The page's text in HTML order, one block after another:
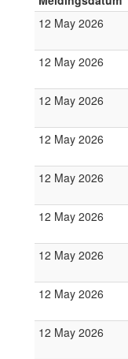
12 May 2026
12 May 2026
12 May 2026
12 May 2026
12 May 2026
12 May 2026
12 May 2026
12 May 2026
12 May 2026